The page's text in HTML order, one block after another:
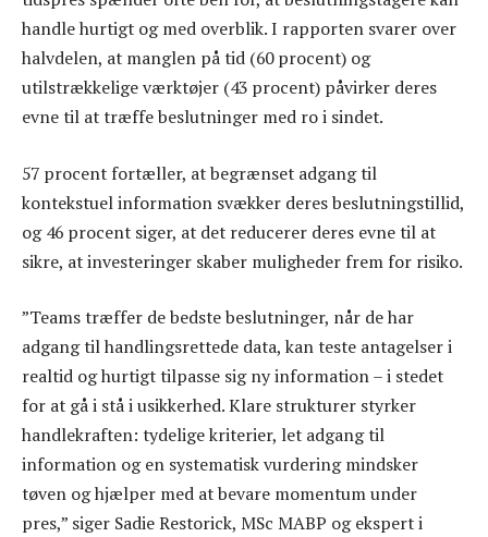
handle hurtigt og med overblik. I rapporten svarer over
halvdelen, at manglen på tid (60 procent) og
utilstrækkelige værktøjer (43 procent) påvirker deres
evne til at træffe beslutninger med ro i sindet.
57 procent fortæller, at begrænset adgang til
kontekstuel information svækker deres beslutningstillid,
og 46 procent siger, at det reducerer deres evne til at
sikre, at investeringer skaber muligheder frem for risiko.
”Teams træffer de bedste beslutninger, når de har
adgang til handlingsrettede data, kan teste antagelser i
realtid og hurtigt tilpasse sig ny information – i stedet
for at gå i stå i usikkerhed. Klare strukturer styrker
handlekraften: tydelige kriterier, let adgang til
information og en systematisk vurdering mindsker
tøven og hjælper med at bevare momentum under
pres,” siger Sadie Restorick, MSc MABP og ekspert i